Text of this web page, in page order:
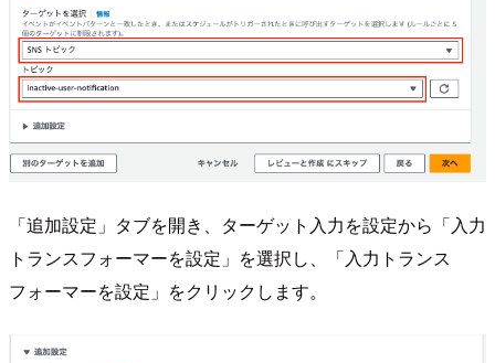
「追加設定」タブを開き、ターゲット入力を設定から「入力
トランスフォーマーを設定」を選択し、「入力トランス
フォーマーを設定」をクリックします。